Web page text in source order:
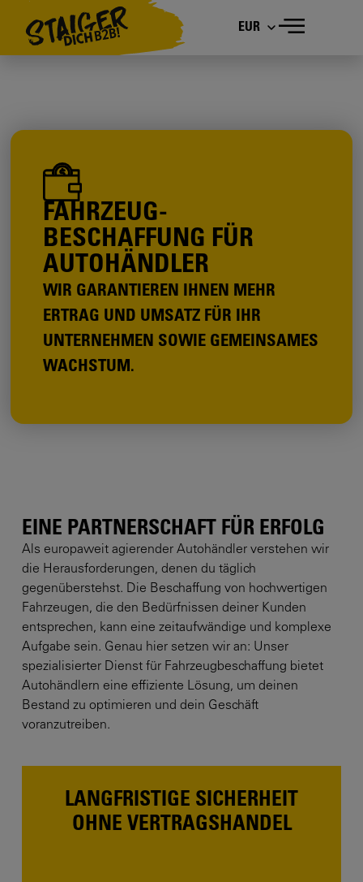
EUR
Fahrzeugbeschaffung
FAHRZEUG­
BESCHAFFUNG FÜR
AUTOHÄNDLER
WIR GARANTIEREN IHNEN MEHR
ERTRAG UND UMSATZ FÜR IHR
UNTERNEHMEN SOWIE GEMEINSAMES
WACHSTUM.
EINE PARTNERSCHAFT FÜR ERFOLG
Als europaweit agierender Autohändler verstehen wir
die Herausforderungen, denen du täglich
gegenüberstehst. Die Beschaffung von hochwertigen
Fahrzeugen, die den Bedürfnissen deiner Kunden
entsprechen, kann eine zeitaufwändige und komplexe
Aufgabe sein. Genau hier setzen wir an: Unser
spezialisierter Dienst für Fahrzeugbeschaffung bietet
Autohändlern eine effiziente Lösung, um deinen
Bestand zu optimieren und dein Geschäft
voranzutreiben.
LANGFRISTIGE SICHERHEIT
OHNE VERTRAGSHANDEL